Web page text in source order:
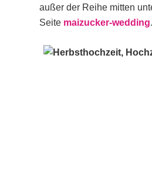
außer der Reihe mitten
Seite maizucker-wedding.